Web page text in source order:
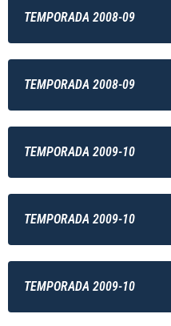
TEMPORADA 2008-09
TEMPORADA 2008-09
TEMPORADA 2009-10
TEMPORADA 2009-10
TEMPORADA 2009-10